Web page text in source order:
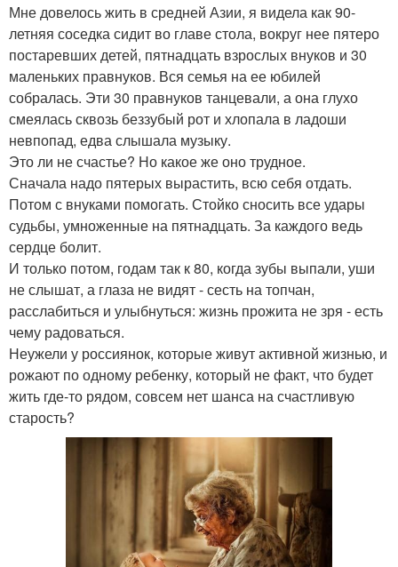
Мне довелось жить в средней Азии, я видела как 90-
летняя соседка сидит во главе стола, вокруг нее пятеро
постаревших детей, пятнадцать взрослых внуков и 30
маленьких правнуков. Вся семья на ее юбилей
собралась. Эти 30 правнуков танцевали, а она глухо
смеялась сквозь беззубый рот и хлопала в ладоши
невпопад, едва слышала музыку.
Это ли не счастье? Но какое же оно трудное.
Сначала надо пятерых вырастить, всю себя отдать.
Потом с внуками помогать. Стойко сносить все удары
судьбы, умноженные на пятнадцать. За каждого ведь
сердце болит.
И только потом, годам так к 80, когда зубы выпали, уши
не слышат, а глаза не видят - сесть на топчан,
расслабиться и улыбнуться: жизнь прожита не зря - есть
чему радоваться.
Неужели у россиянок, которые живут активной жизнью, и
рожают по одному ребенку, который не факт, что будет
жить где-то рядом, совсем нет шанса на счастливую
старость?